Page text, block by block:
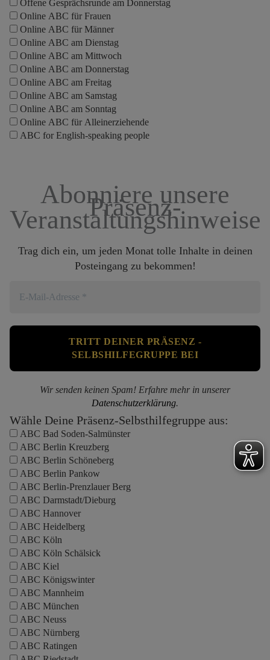
Offene Gesprächsrunde am Donnerstag
Online ABC für Frauen
Online ABC für Männer
Online ABC am Dienstag
Online ABC am Mittwoch
Online ABC am Donnerstag
Online ABC am Freitag
Online ABC am Samstag
Online ABC am Sonntag
Online ABC für Alleinerziehende
ABC for English-speaking people
Abonniere unsere
Präsenz-
Veranstaltungshinweise
Trag dich ein, um jeden Monat tolle Inhalte in deinen
Posteingang zu bekommen!
Wir senden keinen Spam! Erfahre mehr in unserer
Datenschutzerklärung.
Wähle Deine Präsenz-Selbsthilfegruppe aus:
ABC Bad Soden-Salmünster
ABC Berlin Kreuzberg
ABC Berlin Schöneberg
ABC Berlin Pankow
ABC Berlin-Prenzlauer Berg
ABC Darmstadt/Dieburg
ABC Hannover
ABC Heidelberg
ABC Köln
ABC Köln Schälsick
ABC Kiel
ABC Königswinter
ABC Mannheim
ABC München
ABC Neuss
ABC Nürnberg
ABC Ratingen